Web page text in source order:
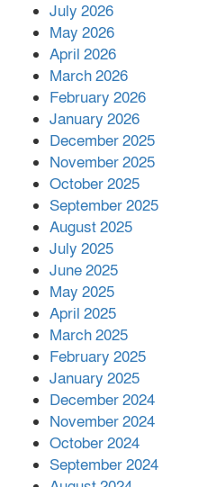
পর ফোন
সহায়তা
July 2026
May 2026
April 2026
March 2026
February 2026
January 2026
December 2025
November 2025
October 2025
September 2025
August 2025
July 2025
June 2025
May 2025
April 2025
March 2025
February 2025
January 2025
December 2024
November 2024
October 2024
September 2024